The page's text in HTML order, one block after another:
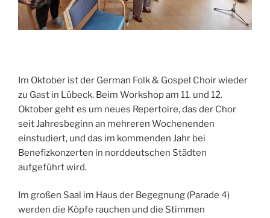
­Im Oktober ist der German Folk & Gospel Choir wieder
zu Gast in Lübeck. Beim Workshop am 11. und 12.
Oktober geht es um neues Repertoire, das der Chor
seit Jahresbeginn an mehreren Wochenenden
einstudiert, und das im kommenden Jahr bei
Benefizkonzerten in norddeutschen Städten
aufgeführt wird.
Im großen Saal im Haus der Begegnung (Parade 4)
werden die Köpfe rauchen und die Stimmen